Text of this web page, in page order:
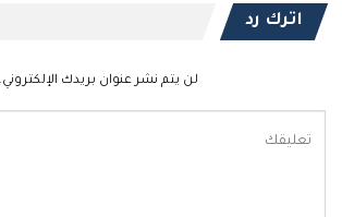
اترك رد
لن يتم نشر عنوان بريدك الإلكتروني.